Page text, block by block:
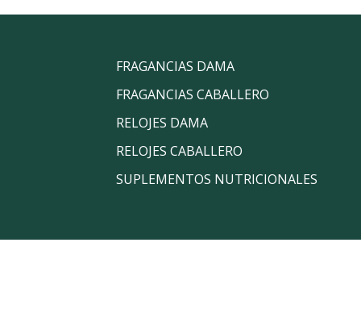
FRAGANCIAS DAMA
FRAGANCIAS CABALLERO
RELOJES DAMA
RELOJES CABALLERO
SUPLEMENTOS NUTRICIONALES